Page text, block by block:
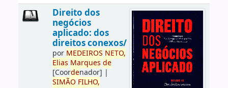
Direito dos
negócios
aplicado: dos
direitos conexos/
por MEDEIROS NETO,
Elias Marques de
[Coordenador] |
SIMÃO FILHO,